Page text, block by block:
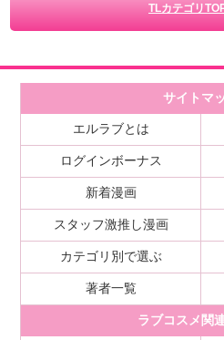
TLカテゴリ
サイトマ
エルラブとは
ログインボーナス
新着漫画
スタッフ激推し漫画
カテゴリ別で選ぶ
著者一覧
ラブコスメ関